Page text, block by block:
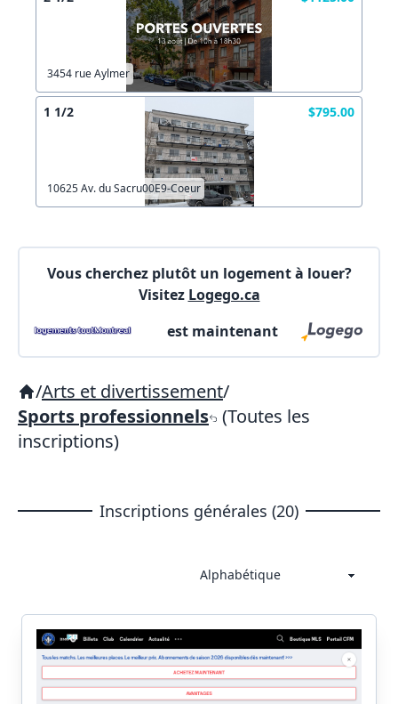
3454 rue Aylmer
1 1/2 $795.00
10625 Av. du Sacru00E9-Coeur
Vous cherchez plutôt un logement à louer?
Visitez Logego.ca
est maintenant
/Arts et divertissement/
Sports professionnels (Toutes les
inscriptions)
Inscriptions générales (20)
X Fermer
Lien vers inscription (sera inclus dans courriel)
X Fermer Envoyez